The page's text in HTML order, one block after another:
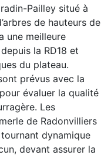
Pailley situé à
de hauteurs de
une meilleure
la RD18 et
du plateau.
prévus avec la
évaluer la qualité
Les
de Radonvilliers
dynamique
devant assurer la